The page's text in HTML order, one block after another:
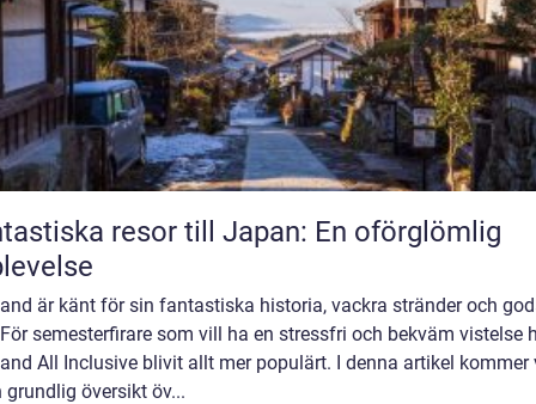
resor till Japan: En oförglömlig
är känt för sin fantastiska historia, vackra stränder och
semesterfirare som vill ha en stressfri och bekväm vistelse
All Inclusive blivit allt mer populärt. I denna artikel kommer
grundlig översikt öv...